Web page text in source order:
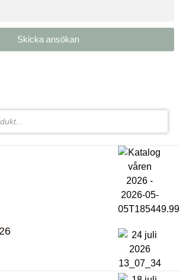
Skicka ansökan